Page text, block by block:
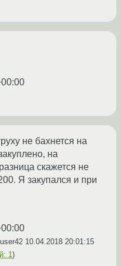
не бахнется на
на
скажется не
Я закупался и при
10.04.2018 20:01:15
1)